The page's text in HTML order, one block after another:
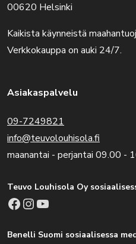
00620 Helsinki
Kaikista käynneistä
Verkkokauppa on auki 24/7.
Asiakaspalvelu
09-7249821
info@teuvolouhisola.fi
maanantai - perjantai 09.00 -
Teuvo Louhisola Oy
Facebook Instagram YouTube
Benelli Suomi sosiaalisessa